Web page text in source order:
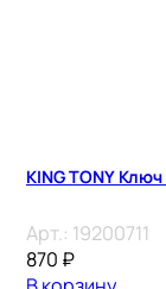
KING TONY
Арт.: 19200711
870 ₽